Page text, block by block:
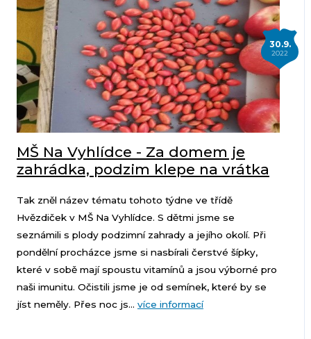
30.9.
2022
MŠ Na Vyhlídce - Za domem je
zahrádka, podzim klepe na vrátka
Tak zněl název tématu tohoto týdne ve třídě
Hvězdiček v MŠ Na Vyhlídce. S dětmi jsme se
seznámili s plody podzimní zahrady a jejího okolí. Při
pondělní procházce jsme si nasbírali čerstvé šípky,
které v sobě mají spoustu vitamínů a jsou výborné pro
naši imunitu. Očistili jsme je od semínek, které by se
jíst neměly. Přes noc js... více informací